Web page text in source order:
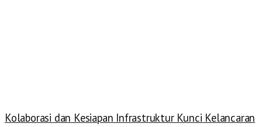
Kolaborasi dan Kesiapan Infrastruktur Kunci Kelancaran